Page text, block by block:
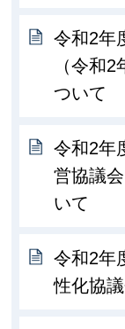
令和2年
（令和
ついて
令和2年
営協議
いて
令和2年
性化協